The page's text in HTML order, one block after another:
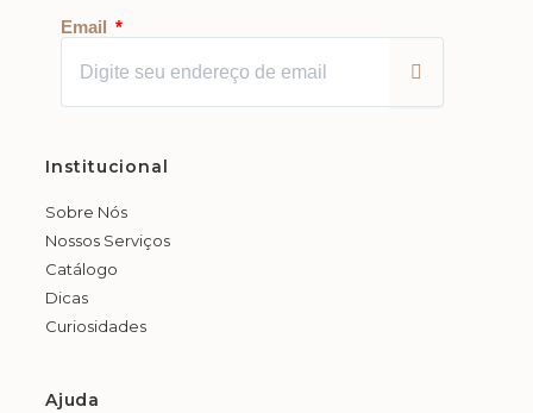
Email
Institucional
Sobre Nós
Nossos Serviços
Catálogo
Dicas
Curiosidades
Ajuda